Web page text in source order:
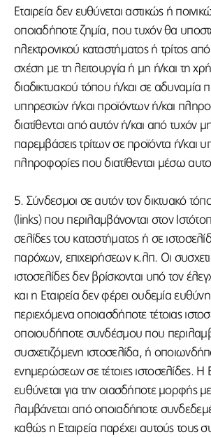
Εταιρεία δεν ευθύνεται αστικώς ή
οποιαδήποτε ζημία, που τυχόν θα
ηλεκτρονικού καταστήματος ή τρίτος από
σχέση με τη λειτουργία ή μη ή/και τη
διαδικτυακού τόπου ή/και σε αδυναμία
υπηρεσιών ή/και προϊόντων ή/και
διατίθενται από αυτόν ή/και από τυχόν
παρεμβάσεις τρίτων σε προϊόντα ή/και
πληροφορίες που διατίθενται μέσω
5. Σύνδεσμοι σε αυτόν τον δικτυακό
(links) που περιλαμβάνονται στον
σελίδες του καταστήματος ή σε
παρόχων, επιχειρήσεων κ.λπ. Οι
ιστοσελίδες δεν βρίσκονται υπό τον
και η Εταιρεία δεν φέρει ουδεμία ευθύνη
περιεχόμενα οποιασδήποτε τέτοιας
οποιουδήποτε συνδέσμου που
συσχετιζόμενη ιστοσελίδα, ή
ενημερώσεων σε τέτοιες ιστοσελίδες. Η
ευθύνεται για την οιασδήποτε μορφής
λαμβάνεται από οποιαδήποτε
καθώς η Εταιρεία παρέχει αυτούς τους